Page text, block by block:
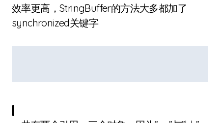
效率更高，StringBuffer的方法大多都加了
synchronized关键字